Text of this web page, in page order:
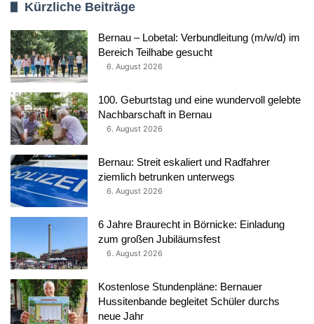
Kürzliche Beiträge
Bernau – Lobetal: Verbundleitung (m/w/d) im
Bereich Teilhabe gesucht
6. August 2026
100. Geburtstag und eine wundervoll gelebte
Nachbarschaft in Bernau
6. August 2026
Bernau: Streit eskaliert und Radfahrer
ziemlich betrunken unterwegs
6. August 2026
6 Jahre Braurecht in Börnicke: Einladung
zum großen Jubiläumsfest
6. August 2026
Kostenlose Stundenpläne: Bernauer
Hussitenbande begleitet Schüler durchs
neue Jahr